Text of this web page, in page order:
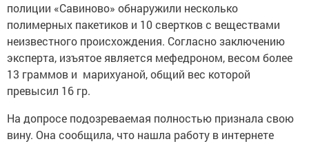
полиции «Савиново» обнаружили несколько
полимерных пакетиков и 10 свертков с веществами
неизвестного происхождения. Согласно заключению
эксперта, изъятое является мефедроном, весом более
13 граммов и марихуаной, общий вес которой
превысил 16 гр.
На допросе подозреваемая полностью признала свою
вину. Она сообщила, что нашла работу в интернете